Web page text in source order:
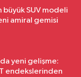
SUV modeli
amiral gemisi
yeni gelişme:
endekslerinden